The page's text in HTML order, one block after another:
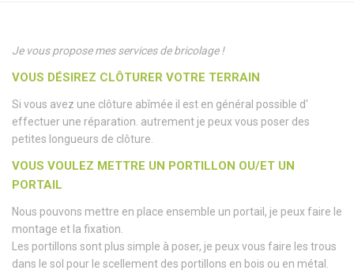
Je vous propose mes services de bricolage !
VOUS DÉSIREZ CLÔTURER VOTRE TERRAIN
Si vous avez une clôture abîmée il est en général possible d'
effectuer une réparation. autrement je peux vous poser des
petites longueurs de clôture.
VOUS VOULEZ METTRE UN PORTILLON OU/ET UN
PORTAIL
Nous pouvons mettre en place ensemble un portail, je peux faire le
montage et la fixation.
Les portillons sont plus simple à poser, je peux vous faire les trous
dans le sol pour le scellement des portillons en bois ou en métal.